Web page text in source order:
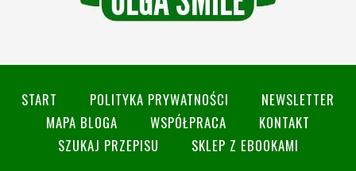
START POLITYKA PRYWATNOŚCI
NEWSLETTER
MAPA BLOGA
WSPÓŁPRACA
KONTAKT
SZUKAJ PRZEPISU
SKLEP Z EBOOKAMI